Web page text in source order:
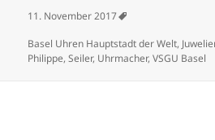
11. November 2017
Basel Uhren Hauptstadt der Welt,
Philippe,Seiler, Uhrmacher,VSGU Basel